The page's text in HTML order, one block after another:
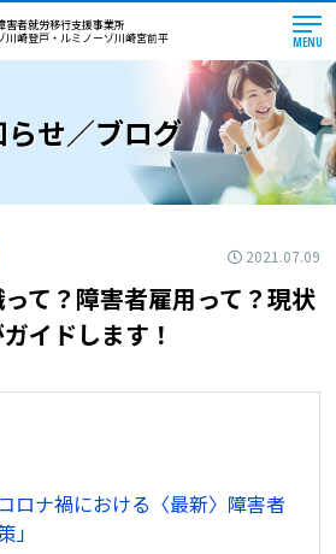
害者就労移行支援事業所
川崎登戸・ルミノーゾ川崎宮前平
MENU
らせ／ブログ
2021.07.09
て？障害者雇用って？現状
イドします！
ロナ禍における〈最新〉障害者
」